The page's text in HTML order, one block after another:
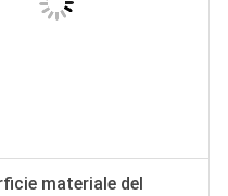
materiale del